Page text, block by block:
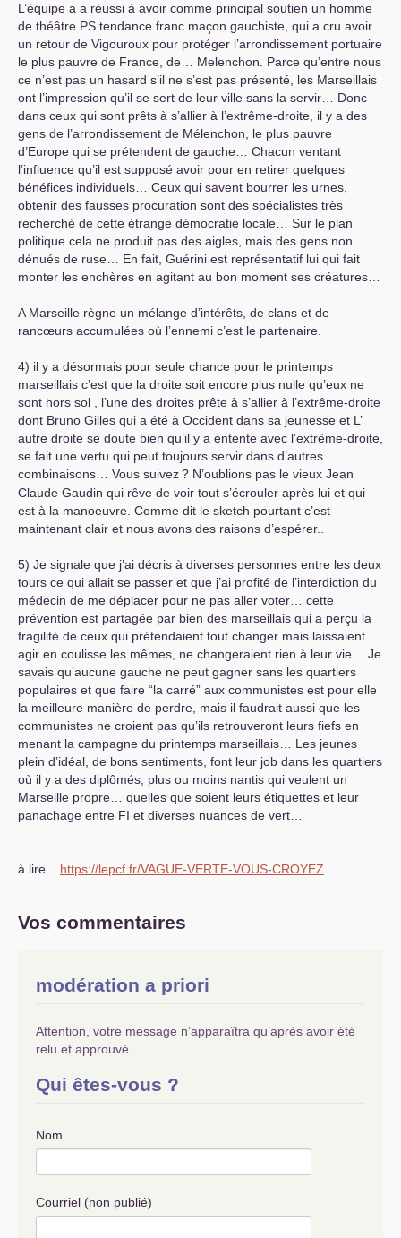
L’équipe a a réussi à avoir comme principal soutien un homme
de théâtre PS tendance franc maçon gauchiste, qui a cru avoir
un retour de Vigouroux pour protéger l’arrondissement portuaire
le plus pauvre de France, de… Melenchon. Parce qu’entre nous
ce n’est pas un hasard s’il ne s’est pas présenté, les Marseillais
ont l’impression qu’il se sert de leur ville sans la servir… Donc
dans ceux qui sont prêts à s’allier à l’extrême-droite, il y a des
gens de l’arrondissement de Mélenchon, le plus pauvre
d’Europe qui se prétendent de gauche… Chacun ventant
l’influence qu’il est supposé avoir pour en retirer quelques
bénéfices individuels… Ceux qui savent bourrer les urnes,
obtenir des fausses procuration sont des spécialistes très
recherché de cette étrange démocratie locale… Sur le plan
politique cela ne produit pas des aigles, mais des gens non
dénués de ruse… En fait, Guérini est représentatif lui qui fait
monter les enchères en agitant au bon moment ses créatures…
A Marseille règne un mélange d’intérêts, de clans et de
rancœurs accumulées où l’ennemi c’est le partenaire.
4) il y a désormais pour seule chance pour le printemps
marseillais c’est que la droite soit encore plus nulle qu’eux ne
sont hors sol , l’une des droites prête à s’allier à l’extrême-droite
dont Bruno Gilles qui a été à Occident dans sa jeunesse et L’
autre droite se doute bien qu’il y a entente avec l’extrême-droite,
se fait une vertu qui peut toujours servir dans d’autres
combinaisons… Vous suivez? N’oublions pas le vieux Jean
Claude Gaudin qui rêve de voir tout s’écrouler après lui et qui
est à la manoeuvre. Comme dit le sketch pourtant c’est
maintenant clair et nous avons des raisons d’espérer..
5) Je signale que j’ai décris à diverses personnes entre les deux
tours ce qui allait se passer et que j’ai profité de l’interdiction du
médecin de me déplacer pour ne pas aller voter… cette
prévention est partagée par bien des marseillais qui a perçu la
fragilité de ceux qui prétendaient tout changer mais laissaient
agir en coulisse les mêmes, ne changeraient rien à leur vie… Je
savais qu’aucune gauche ne peut gagner sans les quartiers
populaires et que faire “la carré” aux communistes est pour elle
la meilleure manière de perdre, mais il faudrait aussi que les
communistes ne croient pas qu’ils retrouveront leurs fiefs en
menant la campagne du printemps marseillais… Les jeunes
plein d’idéal, de bons sentiments, font leur job dans les quartiers
où il y a des diplômés, plus ou moins nantis qui veulent un
Marseille propre… quelles que soient leurs étiquettes et leur
panachage entre FI et diverses nuances de vert…
à lire... https://lepcf.fr/VAGUE-VERTE-VOUS-CROYEZ
Vos commentaires
modération a priori
Attention, votre message n’apparaîtra qu’après avoir été
relu et approuvé.
Qui êtes-vous ?
Nom
Courriel (non publié)